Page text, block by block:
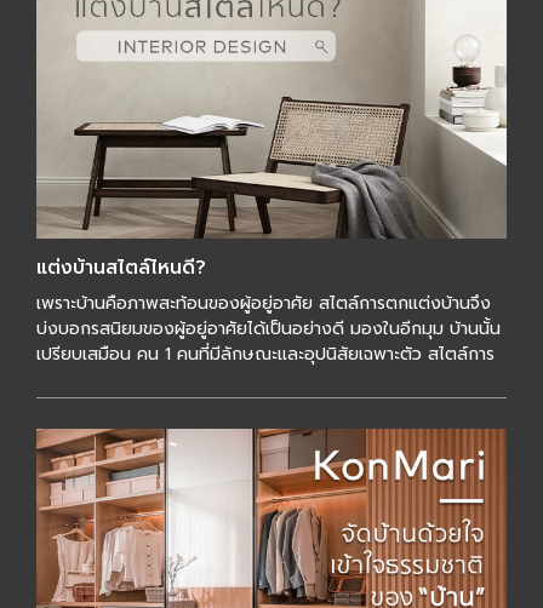
แต่งบ้านสไตล์ไหนดี?
เพราะบ้านคือภาพสะท้อนของผู้อยู่อาศัย สไตล์การตกแต่งบ้านจึง
บ่งบอกรสนิยมของผู้อยู่อาศัยได้เป็นอย่างดี มองในอีกมุม บ้านนั้น
เปรียบเสมือน คน 1 คนที่มีลักษณะและอุปนิสัยเฉพาะตัว สไตล์การ